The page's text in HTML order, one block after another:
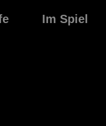
Im Spiel